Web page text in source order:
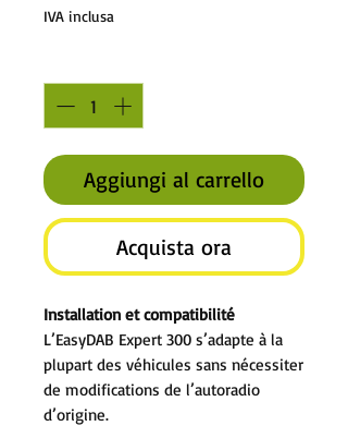
IVA inclusa
Aggiungi al carrello
Acquista ora
Installation et compatibilité
L’EasyDAB Expert 300 s’adapte à la
plupart des véhicules sans nécessiter
de modifications de l’autoradio
d’origine.